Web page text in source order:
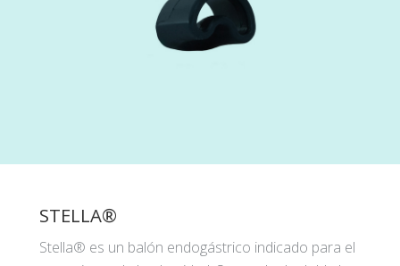
STELLA®
Stella® es un balón endogástrico indicado para el